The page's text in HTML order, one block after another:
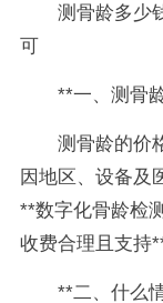
测骨龄多少
可
**一、测骨
测骨龄的价
因地区、设备及
**数字化骨龄检
收费合理且支持
**二、什么